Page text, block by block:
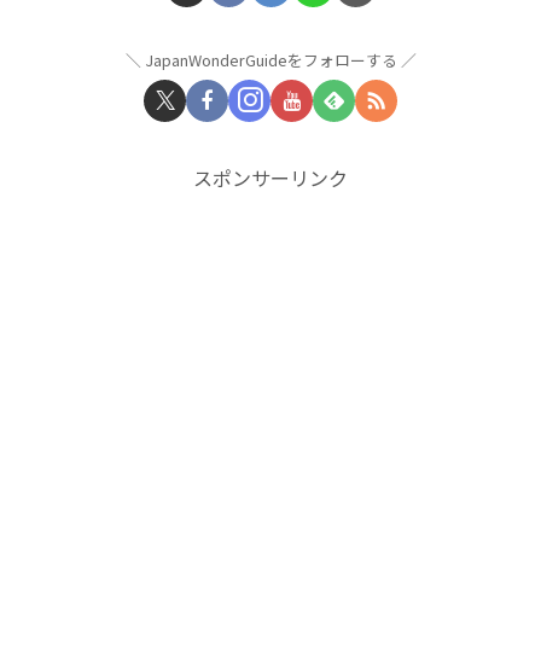
JapanWonderGuideをフォローする
スポンサーリンク